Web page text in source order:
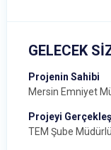
GELECEK
Projenin Sahibi
Mersin Emniyet
Projeyi
TEM Şube